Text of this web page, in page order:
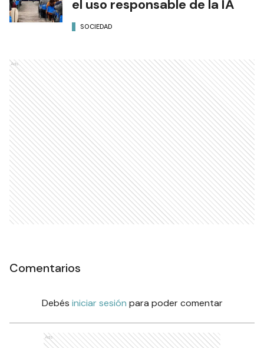
el uso responsable de la IA
SOCIEDAD
Ads
Comentarios
Debés iniciar sesión para poder comentar
Ads